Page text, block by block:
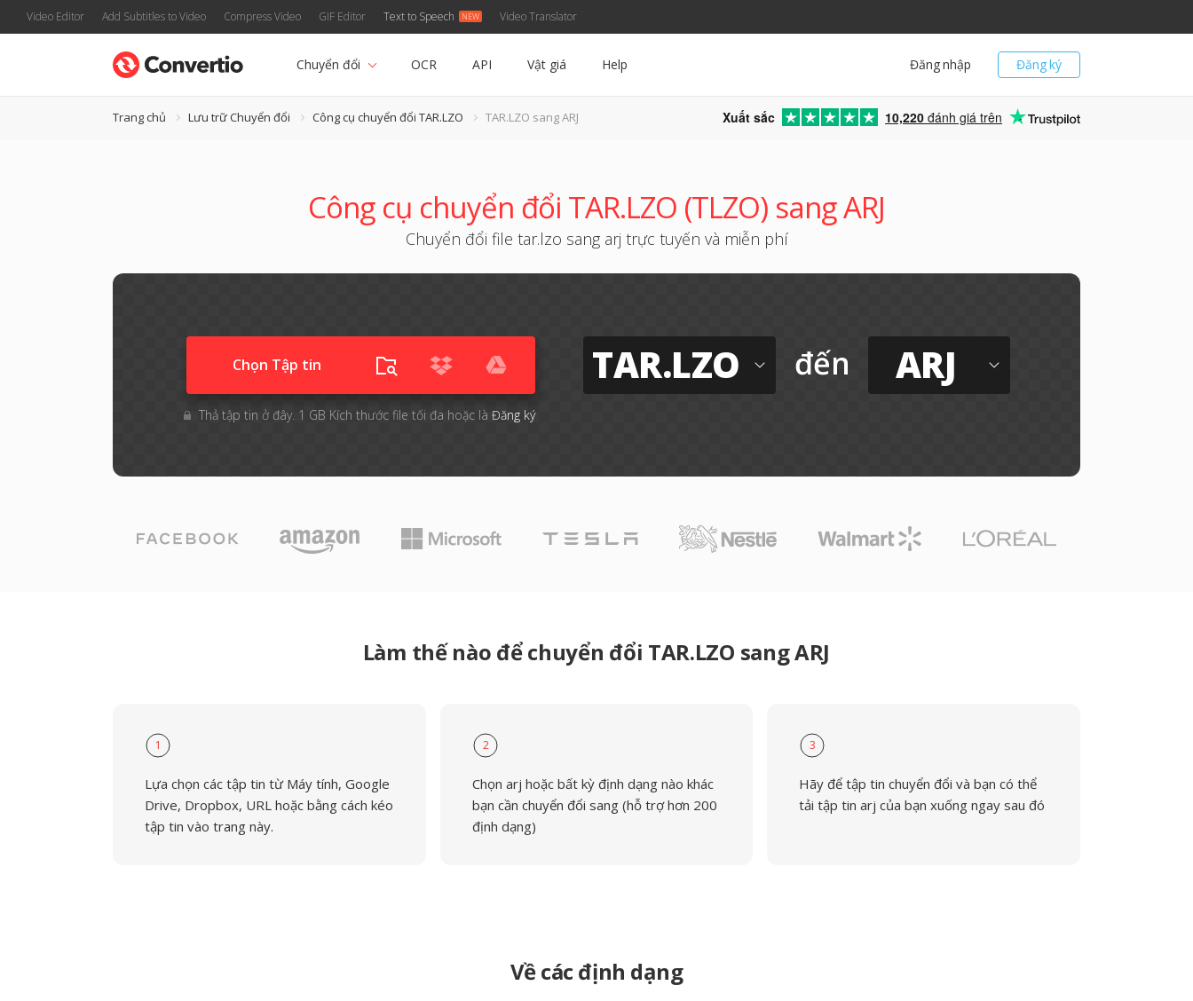
Video Editor Add Subtitles to Video Compress Video GIF Editor Text to Speech Video Translator
Đăng ký
Đăng nhập
Chuyển đổi OCR API Vật giá Help
Trang chủ Lưu trữ Chuyển đổi Công cụ chuyển đổi TAR.LZO TAR.LZO sang ARJ Xuất sắc 10,220 đánh giá trên
Công cụ chuyển đổi TAR.LZO (TLZO) sang ARJ
Chuyển đổi file tar.lzo sang arj trực tuyến và miễn phí
Chọn Tập tin
Thả tập tin ở đây. 1 GB Kích thước file tối đa hoặc làĐăng ký
TAR.LZO đến ARJ
Làm thế nào để chuyển đổi TAR.LZO sang ARJ
1
Lựa chọn các tập tin từ Máy tính, Google
Drive, Dropbox, URL hoặc bằng cách kéo
tập tin vào trang này.
2
Chọn arj hoặc bất kỳ định dạng nào khác
bạn cần chuyển đổi sang (hỗ trợ hơn 200
định dạng)
3
Hãy để tập tin chuyển đổi và bạn có thể
tải tập tin arj của bạn xuống ngay sau đó
Về các định dạng